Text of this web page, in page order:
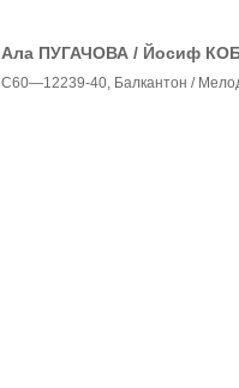
Ала ПУГАЧОВА / Йосиф
С60—12239-40, Балкантон /